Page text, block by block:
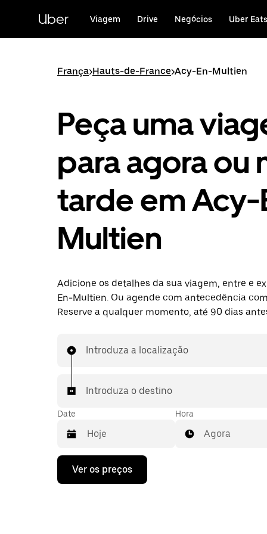
conteúdo
Uber Viagem Drive Negócios Uber Eats
França>Hauts-de-France>Acy-En-Multien
Peça uma
para agora ou
tarde em Acy-
Multien
Adicione os detalhes da sua viagem, entre e
En-Multien. Ou agende com antecedência
Reserve a qualquer momento, até 90 dias
Introduza a localização
Introduza o destino
Date
Prima
tecla
Hora
Agora
Ver os preços